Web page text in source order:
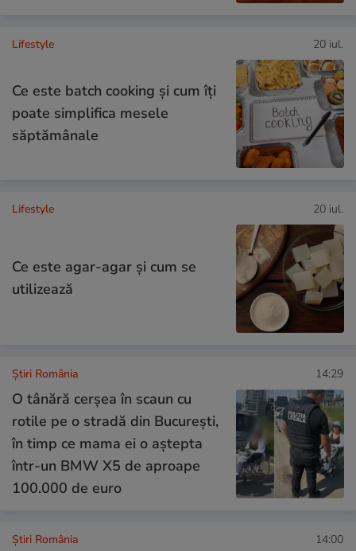
Lifestyle 20 iul.
Ce este batch cooking și cum îți
poate simplifica mesele
săptămânale
Lifestyle 20 iul.
Ce este agar-agar și cum se
utilizează
Știri România 14:29
O tânără cerșea în scaun cu
rotile pe o stradă din București,
în timp ce mama ei o aștepta
într-un BMW X5 de aproape
100.000 de euro
Știri România 14:00